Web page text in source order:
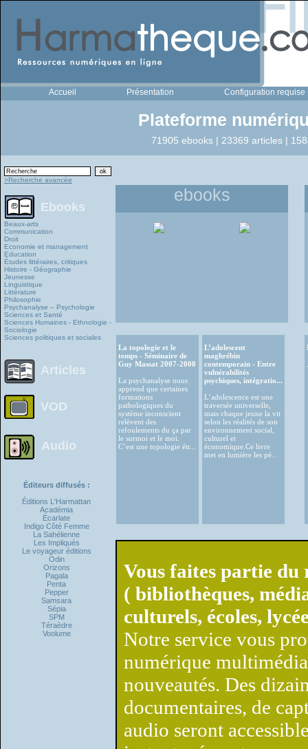
Accueil Présentation Configuration requise
Plateforme
71905 ebooks | 23369 articles |
>Recherche avancée
Ebooks
Beaux-arts
Communication
Droit
Economie et management
Education
Études littéraires, critiques
Histoire - Géographie
Jeunesse
Linguistique
Littérature
Philosophie
Psychanalyse – Psychologie
Sciences et Santé
Sciences Humaines - Ethnologie -
Sociologie
Sciences politiques et sociales
Articles
VOD
Audio
Éditeurs diffusés :
Éditions L'Harmattan
Académia
Écarlate
Indigo Côté Femme
La Sahélienne
Les Impliqués
Le voyageur éditions
Odin
Orizons
Pagala
Penta
Pepper
Samsara
Sépia
SPM
Téraèdre
Voolume
ebooks
La topologie et le
temps - Séminaire de
Guy Massat 2007-2008
La psychanalyse nous
apprend que certaines
formations
pathologiques du
système inconscient
relèvent des
refoulements du ça par
le surmoi et le moi.
C’est une topologie étr...
L’adolescent
maghrébin
contemporain - Entre
vulnérabilités
psychiques, intégratio...
L’adolescence est une
traversée universelle,
mais chaque jeune la vit
selon les réalités de son
environnement social,
culturel et
économique.Ce livre
met en lumière les pé...
Vous faites partie
( bibliothèques,
culturels, écoles,
Notre service vous
numérique
nouveautés. Des
documentaires, de
audio seront